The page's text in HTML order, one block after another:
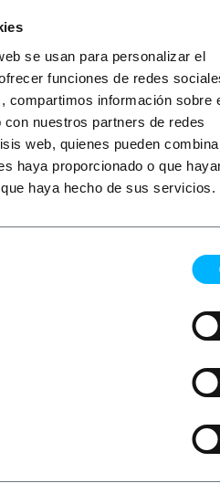
se usan para personalizar el
funciones de redes
compartimos información sobre
nuestros partners de redes
web, quienes pueden
haya proporcionado o que
haya hecho de sus servicios.
82 mm.
25,4 mm.
Permanent.
wichtigen Marken von
Unterstützung Spule
#.